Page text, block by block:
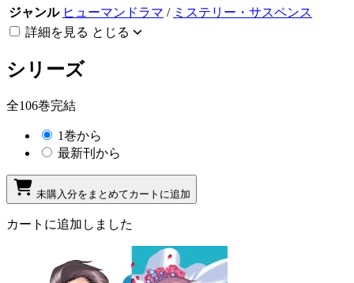
ジャンル ヒューマンドラマ / ミステリー・サスペンス
詳細を見る とじる
シリーズ
全106巻完結
1巻から
最新刊から
未購入分をまとめてカートに追加
カートに追加しました